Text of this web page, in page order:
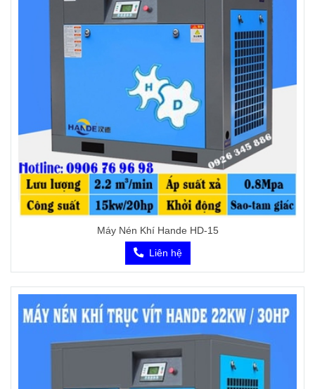
Máy Nén Khí Hande HD-15
Liên hệ